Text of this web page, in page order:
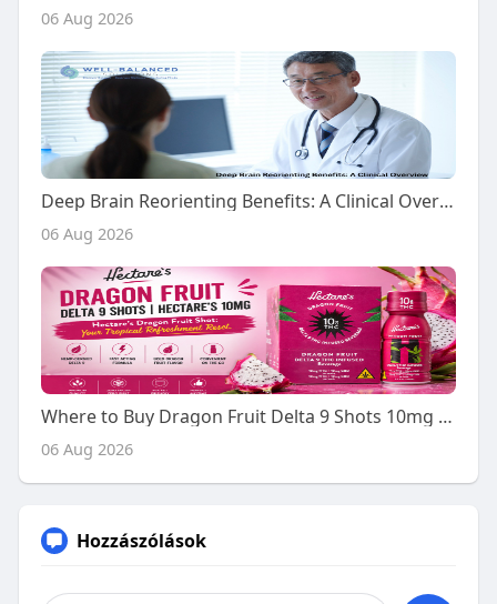
06 Aug 2026
Deep Brain Reorienting Benefits: A Clinical Overview
06 Aug 2026
Where to Buy Dragon Fruit Delta 9 Shots 10mg - A Buyer's Guide
06 Aug 2026
Hozzászólások